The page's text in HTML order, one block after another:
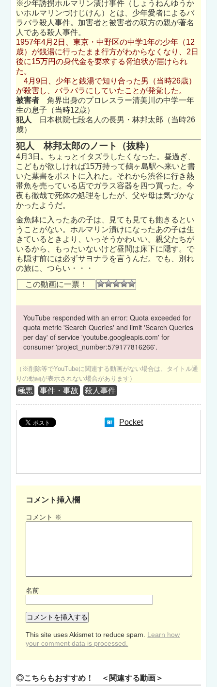
※少年誘拐ホルマリン漬け事件（しょうねんゆうか
いホルマリンづけじけん）とは、少年愛者によるバ
ラバラ殺人事件。加害者と被害者の双方の親が著名
人である殺人事件。
1957年4月2日、東京・中野区の中学1年の少年（12
歳）が銭湯に行ったまま行方がわからなくなり、2日
後に15万円の身代金を要求する脅迫状が届けられ
た。
4月9日、少年と銭湯で知り合った男（当時26歳）
が殺害し、バラバラにしていたことが発覚した。
被害者 角界出身のプロレスラー清美川の中学一年
生の息子（当時12歳）
犯人
日本棋院七段名人の長男・林邦太郎（当時26
歳）
犯人 林邦太郎のノート（抜粋）
4月3日。ちょっとイタズラしたくなった。昼過ぎ、
こどもが欲しければ15万持って鶴ヶ島駅へ来いと書
いた葉書をポストに入れた。それから渋谷に行き熱
帯魚を売っている店でガラス容器を四つ買った。今
夜も徹哉で死体の処理をしたが、父や母は気づかな
かったようだ。
金魚鉢に入ったあの子は、見ても見ても飽きるとい
うことがない。ホルマリン漬けになったあの子は生
きているときより、いっそうかわいい。親父たちが
いるから、もったいないけど昼間は床下に隠す。で
も隠す前には必ずサヨナラを言うんだ。でも、別れ
の旅に、つらい・・・
この動画に一票！
YouTube responded with an error: Quota exceeded for
quota metric 'Search Queries' and limit 'Search Queries
per day' of service 'youtube.googleapis.com' for
consumer 'project_number:579177816266'.
（※削除等でYouTubeに関連する動画がない場合は、タイトル通
りの動画が表示されない場合があります）
極悪 事件・事故 殺人事件
Pocket
コメント挿入欄
コメント ※
名前
This site uses Akismet to reduce spam. Learn how
your comment data is processed.
◎こちらもおすすめ！ ＜関連する動画＞